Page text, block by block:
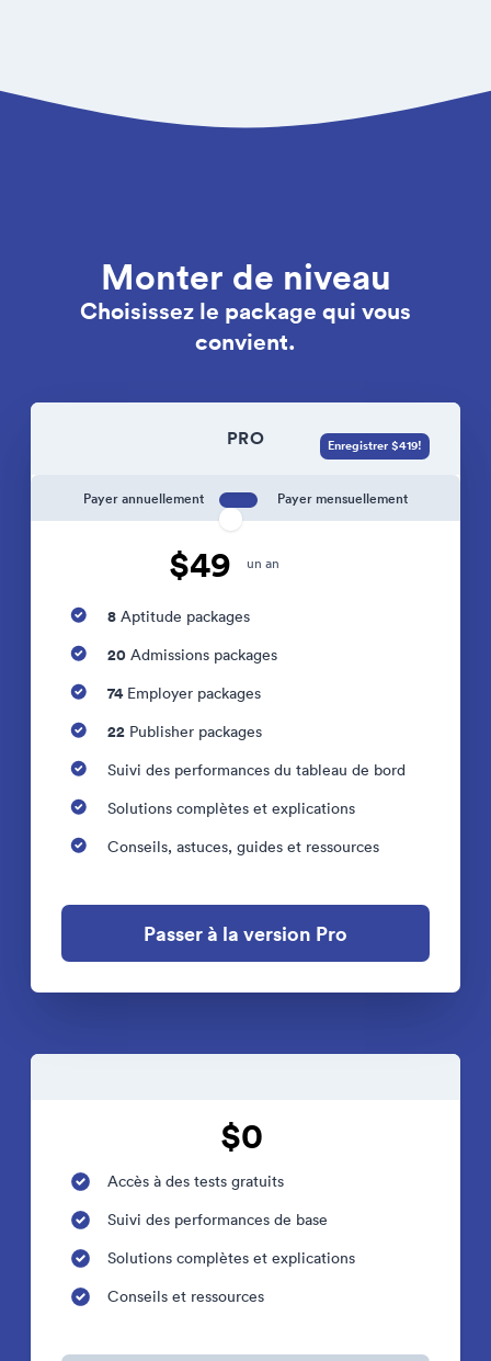
Monter de niveau
Choisissez le package qui vous
convient.
PRO
Payer annuellement Payer mensuellement
$49 un an
Enregistrer $419!
8 Aptitude packages
20 Admissions packages
74Employer packages
22 Publisher packages
Suivi des performances du tableau de bord
Solutions complètes et explications
Conseils, astuces, guides et ressources
Passer à la version Pro
$0
Accès à des tests gratuits
Suivi des performances de base
Solutions complètes et explications
Conseils et ressources